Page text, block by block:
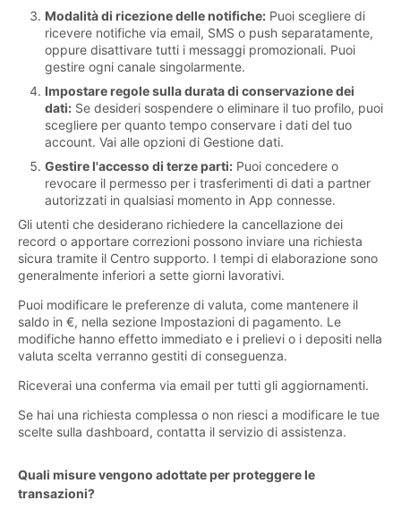
Modalità di ricezione delle notifiche: Puoi scegliere di
ricevere notifiche via email, SMS o push separatamente,
oppure disattivare tutti i messaggi promozionali. Puoi
gestire ogni canale singolarmente.
Impostare regole sulla durata di conservazione dei
dati: Se desideri sospendere o eliminare il tuo profilo, puoi
scegliere per quanto tempo conservare i dati del tuo
account. Vai alle opzioni di Gestione dati.
Gestire l'accesso di terze parti: Puoi concedere o
revocare il permesso per i trasferimenti di dati a partner
autorizzati in qualsiasi momento in App connesse.
Gli utenti che desiderano richiedere la cancellazione dei
record o apportare correzioni possono inviare una richiesta
sicura tramite il Centro supporto. I tempi di elaborazione sono
generalmente inferiori a sette giorni lavorativi.
Puoi modificare le preferenze di valuta, come mantenere il
saldo in €, nella sezione Impostazioni di pagamento. Le
modifiche hanno effetto immediato e i prelievi o i depositi nella
valuta scelta verranno gestiti di conseguenza.
Riceverai una conferma via email per tutti gli aggiornamenti.
Se hai una richiesta complessa o non riesci a modificare le tue
scelte sulla dashboard, contatta il servizio di assistenza.
Quali misure vengono adottate per proteggere le
transazioni?